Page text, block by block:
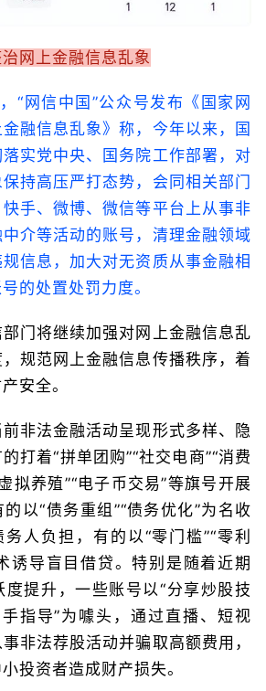
网上金融信息乱象
“网信中国”公众号发布《国家网
融信息乱象》称，今年以来，国
实党中央、国务院工作部署，对
持高压严打态势，会同相关部门
手、微博、微信等平台上从事非
介等活动的账号，清理金融领域
信息，加大对无资质从事金融相
的处置处罚力度。
门将继续加强对网上金融信息乱
规范网上金融信息传播秩序，着
安全。
非法金融活动呈现形式多样、隐
打着“拼单团购”“社交电商”“消费
拟养殖”“电子币交易”等旗号开展
以“债务重组”“债务优化”为名收
人负担，有的以“零门槛”“零利
诱导盲目借贷。特别是随着近期
提升，一些账号以“分享炒股技
手指导”为噱头，通过直播、短视
非法荐股活动并骗取高额费用，
投资者造成财产损失。